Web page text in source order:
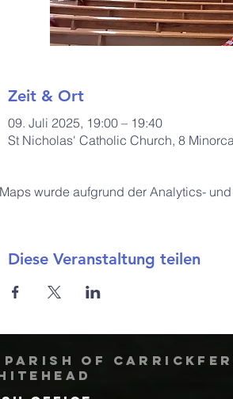
Zeit & Ort
09. Juli 2025, 19:00 – 19:40
St Nicholas' Catholic Church, 8
wurde aufgrund der Analytics-
Diese Veranstaltung teilen
Parish of